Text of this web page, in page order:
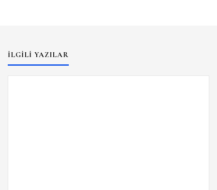
İLGILI YAZILAR